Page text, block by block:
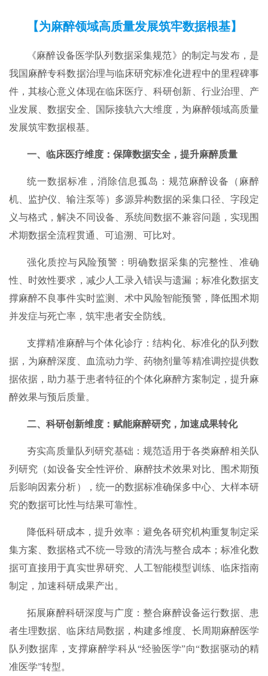
【为麻醉领域高质量发展筑牢数据根基】
《麻醉设备医学队列数据采集规范》的制定与发布，是
我国麻醉专科数据治理与临床研究标准化进程中的里程碑事
件，其核心意义体现在临床医疗、科研创新、行业治理、产
业发展、数据安全、国际接轨六大维度，为麻醉领域高质量
发展筑牢数据根基。
一、临床医疗维度：保障数据安全，提升麻醉质量
统一数据标准，消除信息孤岛：规范麻醉设备（麻醉
机、监护仪、输注泵等）多源异构数据的采集口径、字段定
义与格式，解决不同设备、系统间数据不兼容问题，实现围
术期数据全流程贯通、可追溯、可比对。
强化质控与风险预警：明确数据采集的完整性、准确
性、时效性要求，减少人工录入错误与遗漏；标准化数据支
撑麻醉不良事件实时监测、术中风险智能预警，降低围术期
并发症与死亡率，筑牢患者安全防线。
支撑精准麻醉与个体化诊疗：结构化、标准化的队列数
据，为麻醉深度、血流动力学、药物剂量等精准调控提供数
据依据，助力基于患者特征的个体化麻醉方案制定，提升麻
醉效果与预后质量。
二、科研创新维度：赋能麻醉研究，加速成果转化
夯实高质量队列研究基础：规范适用于各类麻醉相关队
列研究（如设备安全性评价、麻醉技术效果对比、围术期预
后影响因素分析），统一的数据标准确保多中心、大样本研
究的数据可比性与结果可靠性。
降低科研成本，提升效率：避免各研究机构重复制定采
集方案、数据格式不统一导致的清洗与整合成本；标准化数
据可直接用于真实世界研究、人工智能模型训练、临床指南
制定，加速科研成果产出。
拓展麻醉科研深度与广度：整合麻醉设备运行数据、患
者生理数据、临床结局数据，构建多维度、长周期麻醉医学
队列数据库，支撑麻醉学科从“经验医学”向“数据驱动的精
准医学”转型。